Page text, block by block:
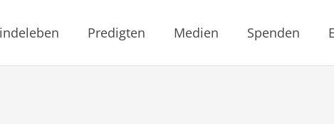
Predigten Medien Spenden